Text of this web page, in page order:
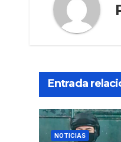
Entrada
NOTICIAS